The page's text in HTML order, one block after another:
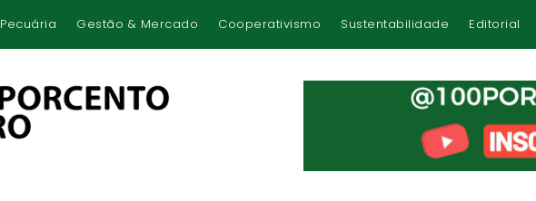
Pecuária Gestão & Mercado Cooperativismo Sustentabilidade Editorial